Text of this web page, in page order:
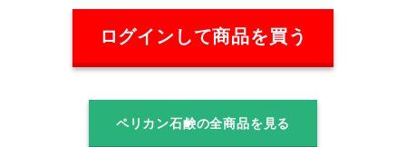
ログインして商品を買う
ペリカン石鹸の全商品を見る